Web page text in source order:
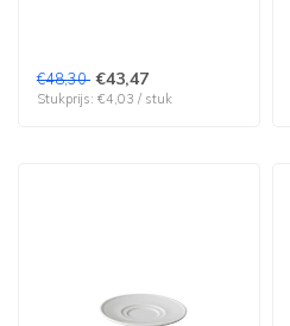
€48,30 €43,47
Stukprijs: €4,03 / stuk